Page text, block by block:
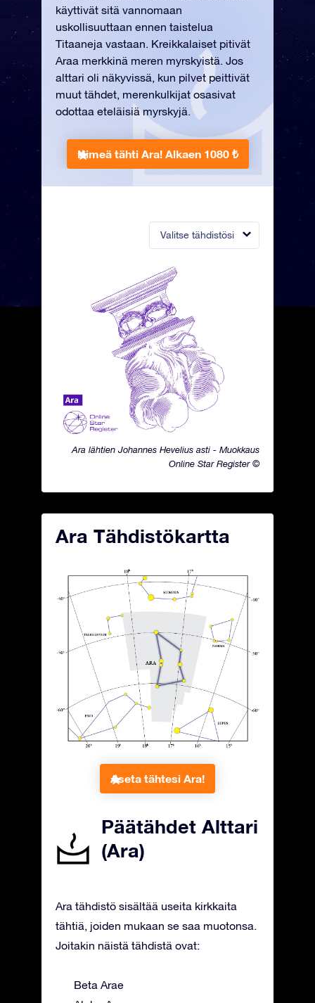
Valitse tähdistösi
Ara lähtien Johannes Hevelius asti - Muokkaus
Online Star Register ©
käyttivät sitä vannomaan
uskollisuuttaan ennen taistelua
Titaaneja vastaan. Kreikkalaiset pitivät
Araa merkkinä meren myrskyistä. Jos
alttari oli näkyvissä, kun pilvet peittivät
muut tähdet, merenkulkijat osasivat
odottaa eteläisiä myrskyjä.
Nimeä tähti Ara! Alkaen 1080 ₺
Ara Tähdistökartta
Aseta tähtesi Ara!
Päätähdet Alttari
(Ara)
Ara tähdistö sisältää useita kirkkaita
tähtiä, joiden mukaan se saa muotonsa.
Joitakin näistä tähdistä ovat:
Beta Arae